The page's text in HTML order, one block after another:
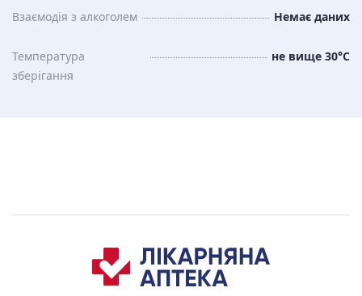
Взаємодія з алкоголем Немає даних
Температура
зберiгання
не вище 30°C